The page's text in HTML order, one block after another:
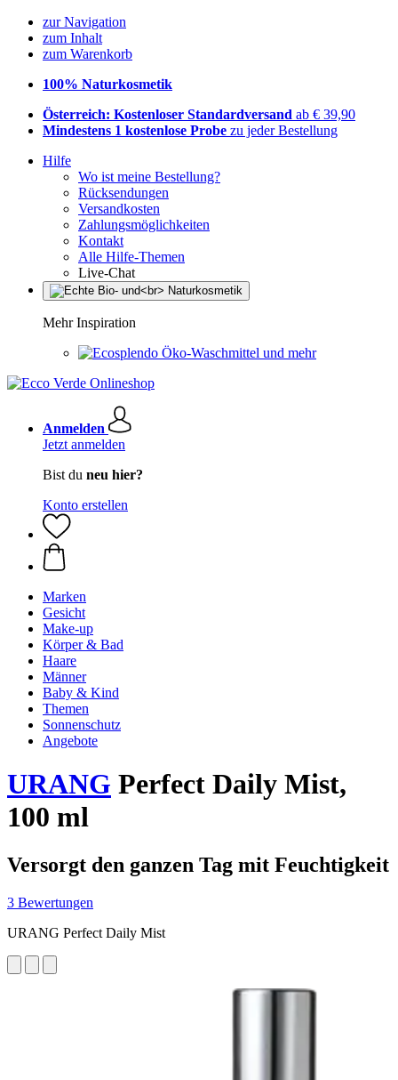
zur Navigation
zum Inhalt
zum Warenkorb
100% Naturkosmetik
Österreich: Kostenloser Standardversand ab € 39,90
Mindestens 1 kostenlose Probe zu jeder Bestellung
Hilfe
Wo ist meine Bestellung?
Rücksendungen
Versandkosten
Zahlungsmöglichkeiten
Kontakt
Alle Hilfe-Themen
Live-Chat
Mehr Inspiration
Öko-Waschmittel und mehr
Anmelden
Jetzt anmelden
Bist du neu hier?
Konto erstellen
Marken
Gesicht
Make-up
Körper & Bad
Haare
Männer
Baby & Kind
Themen
Sonnenschutz
Angebote
URANG Perfect Daily Mist,
100 ml
Versorgt den ganzen Tag mit Feuchtigkeit
3 Bewertungen
URANG Perfect Daily Mist